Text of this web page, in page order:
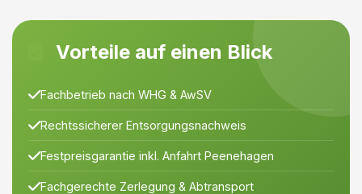
Vorteile auf einen Blick
Fachbetrieb nach WHG & AwSV
Rechtssicherer Entsorgungsnachweis
Festpreisgarantie inkl. Anfahrt Peenehagen
Fachgerechte Zerlegung & Abtransport